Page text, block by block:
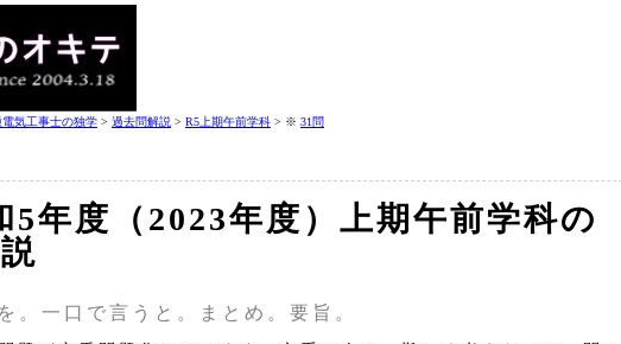
電気工事士の独学 > 過去問解説 > R5上期午前学科 > ※ 31問
5年度（2023年度）上期午前学科の
。一口で言うと。まとめ。要旨。